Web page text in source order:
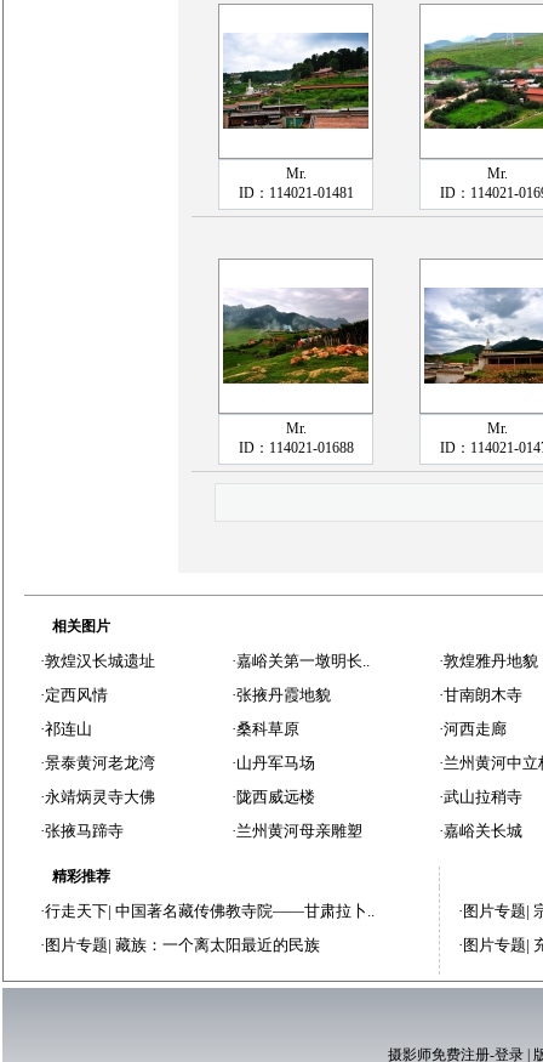
Mr.
ID：114021-01481
Mr.
ID：114021-
Mr.
ID：114021-01688
Mr.
ID：114021-
相关图片
·敦煌汉长城遗址
·定西风情
·祁连山
·景泰黄河老龙湾
·永靖炳灵寺大佛
·张掖马蹄寺
·嘉峪关第一墩明长..
·张掖丹霞地貌
·桑科草原
·山丹军马场
·陇西威远楼
·兰州黄河母亲雕塑
·敦煌雅丹地貌
·甘南朗木寺
·河西走廊
·兰州黄河中立
·武山拉稍寺
·嘉峪关长城
精彩推荐
·行走天下| 中国著名藏传佛教寺院——甘肃拉卜..
· 图片专题| 藏族：一个离太阳最近的民族
· 图片专题|
· 图片专题|
摄影师免费注册-登录|